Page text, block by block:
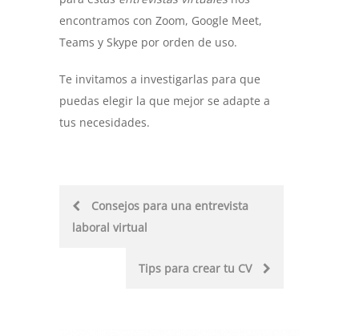
encontramos con Zoom, Google Meet,
Teams y Skype por orden de uso.
Te invitamos a investigarlas para que
puedas elegir la que mejor se adapte a
tus necesidades.
PostConsejos para una entrevista
laboral virtual
Tips para crear tu CV